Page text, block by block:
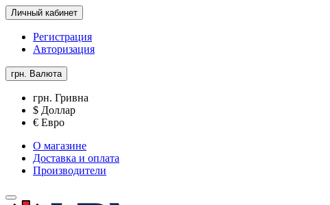
Личный кабинет
Регистрация
Авторизация
грн. Валюта
грн. Гривна
$ Доллар
€ Евро
О магазине
Доставка и оплата
Производители